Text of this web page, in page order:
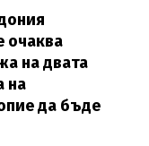
очаква
на двата
на
да бъде